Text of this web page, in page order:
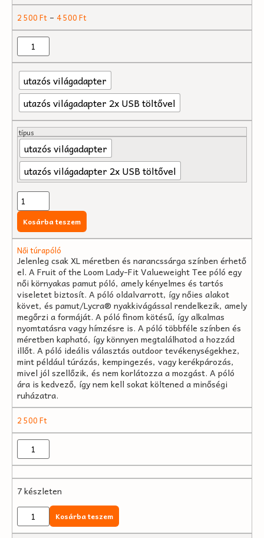
2 500Ft – 4 500Ft
utazós világadapter
utazós világadapter 2x USB töltővel
típus
utazós világadapter
utazós világadapter 2x USB töltővel
Kosárba teszem
Női túrapóló
Jelenleg csak XL méretben és narancssárga színben érhető
el. A Fruit of the Loom Lady-Fit Valueweight Tee póló egy
női környakas pamut póló, amely kényelmes és tartós
viseletet biztosít. A póló oldalvarrott, így nőies alakot
követ, és pamut/Lycra® nyakkivágással rendelkezik, amely
megőrzi a formáját. A póló finom kötésű, így alkalmas
nyomtatásra vagy hímzésre is. A póló többféle színben és
méretben kapható, így könnyen megtalálhatod a hozzád
illőt. A póló ideális választás outdoor tevékenységekhez,
mint például túrázás, kempingezés, vagy kerékpározás,
mivel jól szellőzik, és nem korlátozza a mozgást. A póló
ára is kedvező, így nem kell sokat költened a minőségi
ruházatra.
2 500Ft
7 készleten
Kosárba teszem